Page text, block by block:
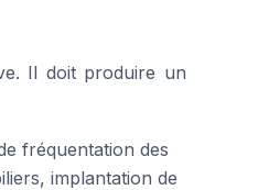
Il doit produire un
fréquentation des
implantation de